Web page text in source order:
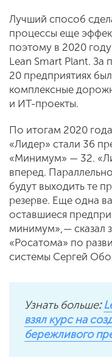
Лучший способ
процессы еще
поэтому в 2020
Lean Smart Plant. За
20 предприятиях
комплексные
и ИТ-проекты.
По итогам 2020
«Лидер» стали 36
«Минимум» — 32.
вперед.
будут выходить те
резерве. Еще одна
оставшиеся
минимум», — сказал
«Росатома» по
системы Сергей
Узнать больше:
взял курс на
бережливого